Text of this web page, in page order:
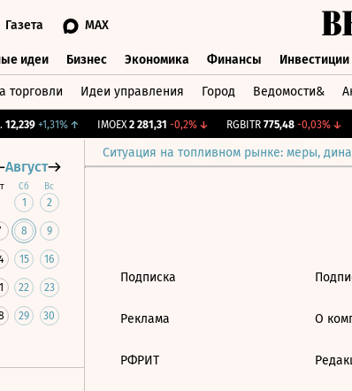
Газета MAX
идеи Бизнес Экономика Финансы Инвестиции
торговли Идеи управления Город Ведомости&
+1,31%↑ IMOEX 2 281,31 -0,2%↓ RGBITR 775,48 -0,03%↓
Ситуация на топливном рынке: меры,
Август
Сб Вс
1 2
8 9
15 16
22 23
29 30
Подписка
Реклама
РФРИТ
О